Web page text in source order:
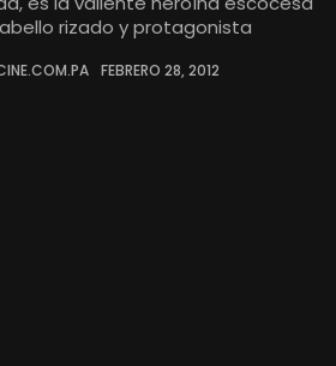
rizado y protagonista
FEBRERO 28, 2012